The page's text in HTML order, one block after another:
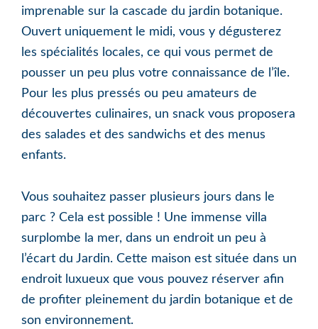
imprenable sur la cascade du jardin botanique.
Ouvert uniquement le midi, vous y dégusterez
les spécialités locales, ce qui vous permet de
pousser un peu plus votre connaissance de l’île.
Pour les plus pressés ou peu amateurs de
découvertes culinaires, un snack vous proposera
des salades et des sandwichs et des menus
enfants.
Vous souhaitez passer plusieurs jours dans le
parc ? Cela est possible ! Une immense villa
surplombe la mer, dans un endroit un peu à
l’écart du Jardin. Cette maison est située dans un
endroit luxueux que vous pouvez réserver afin
de profiter pleinement du jardin botanique et de
son environnement.